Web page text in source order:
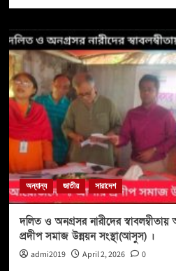
অন্যান্য জাতীয় সারাদেশ
দলিত ও অনগ্রসর নারীদের
প্রদীপ সমাজ উন্নয়ন সংস্থা(আসুস) ।
admi2019 April 2, 2026 0